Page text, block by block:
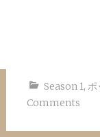
Season 1, ポ
Comments